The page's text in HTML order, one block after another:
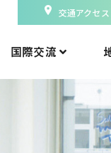
交通アクセス
国際交流